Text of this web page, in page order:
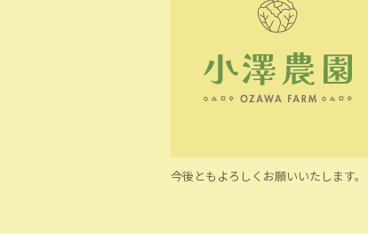
今後ともよろしくお願いいたします。